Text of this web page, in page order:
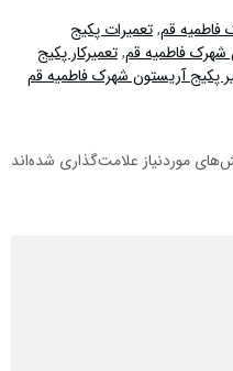
فاطمیه قم,تعمیرات پکیج
شهرک فاطمیه قم,تعمیرکار پکیج
پکیج آریستون شهرک فاطمیه قم
موردنیاز علامت‌گذاری شده‌اند